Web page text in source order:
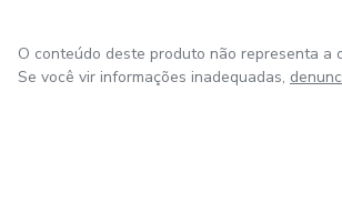
O conteúdo deste produto não representa a
Se você vir informações inadequadas,